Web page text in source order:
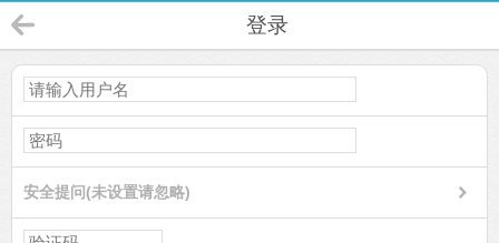
登录
安全提问(未设置请忽略)